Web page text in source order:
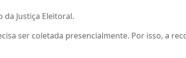
Justiça Eleitoral.
ser coletada presencialmente. Por isso, a